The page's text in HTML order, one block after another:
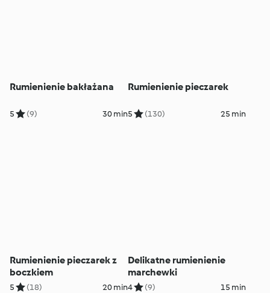
Rumienienie bakłażana
5 (9) 30 min
Rumienienie pieczarek
5 (130) 25 min
Rumienienie pieczarek z
boczkiem
5 (18) 20 min
Delikatne rumienienie
marchewki
4 (9) 15 min